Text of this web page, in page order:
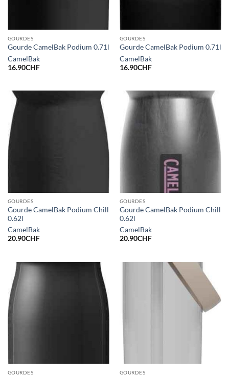
GOURDES
Gourde CamelBak Podium 0.71l
CamelBak
16.90CHF
GOURDES
Gourde CamelBak Podium 0.71l
CamelBak
16.90CHF
GOURDES
Gourde CamelBak Podium Chill
0.62l
CamelBak
20.90CHF
GOURDES
Gourde CamelBak Podium Chill
0.62l
CamelBak
20.90CHF
GOURDES GOURDES